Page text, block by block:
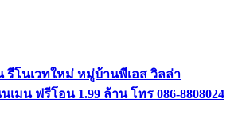
รีโนเวทใหม่ หมู่บ้านพีเอส วิลล่า
เมน ฟรีโอน 1.99 ล้าน โทร 086-8808024